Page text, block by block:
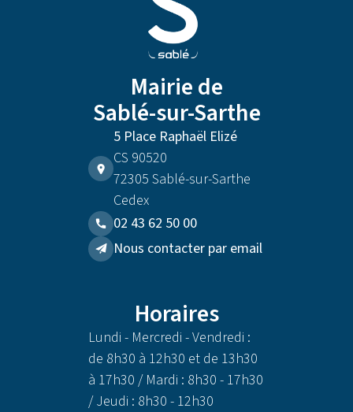
Mairie de
Sablé-sur-Sarthe
5 Place Raphaël Elizé
CS 90520
72305 Sablé-sur-Sarthe
Cedex
02 43 62 50 00
Nous contacter par email
Horaires
Lundi - Mercredi - Vendredi :
de 8h30 à 12h30 et de 13h30
à 17h30 / Mardi : 8h30 - 17h30
/ Jeudi : 8h30 - 12h30